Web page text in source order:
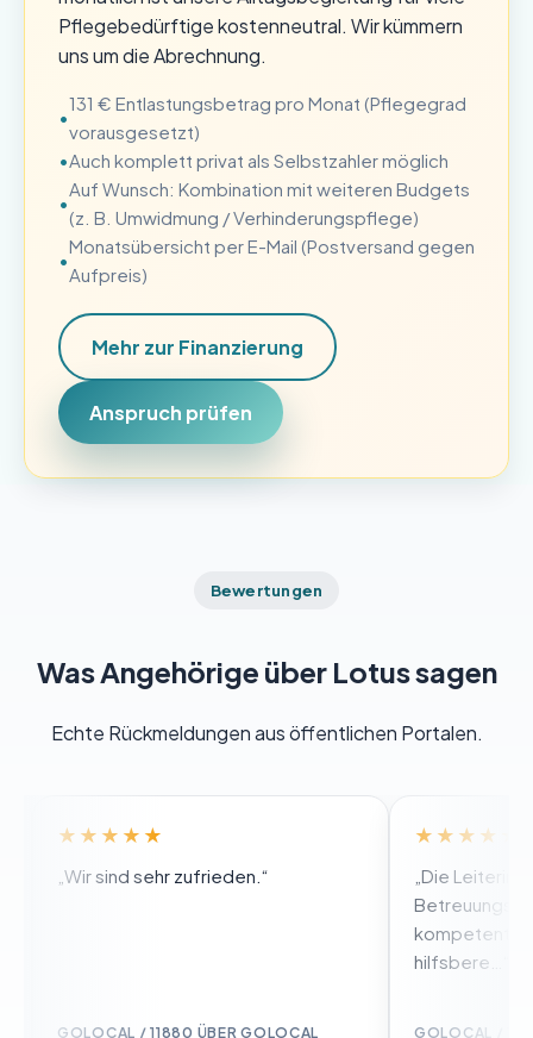
Pflegebedürftige kostenneutral. Wir kümmern
uns um die Abrechnung.
131 € Entlastungsbetrag pro Monat (Pflegegrad
vorausgesetzt)
Auch komplett privat als Selbstzahler möglich
Auf Wunsch: Kombination mit weiteren Budgets
(z. B. Umwidmung / Verhinderungspflege)
Monatsübersicht per E-Mail (Postversand gegen
Aufpreis)
Mehr zur Finanzierung
Anspruch prüfen
Bewertungen
Was Angehörige über Lotus sagen
Echte Rückmeldungen aus öffentlichen Portalen.
★★★★★
„Wir sind sehr zufrieden.“
GOLOCAL / 11880 ÜBER GOLOCAL
★★★★★
„Die Leiterin des
kompetent,
hilfsbere…“
GOLOCAL / 11880